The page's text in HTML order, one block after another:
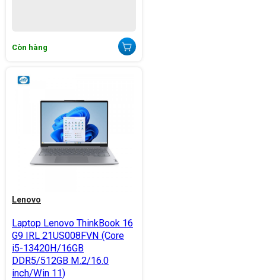
Còn hàng
Lenovo
Laptop Lenovo ThinkBook 16
G9 IRL 21US008FVN (Core
i5-13420H/16GB
DDR5/512GB M.2/16.0
inch/Win 11)